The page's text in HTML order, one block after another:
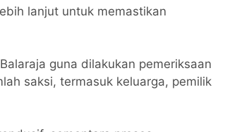
lanjut untuk memastikan
guna dilakukan pemeriksaan
saksi, termasuk keluarga, pemilik